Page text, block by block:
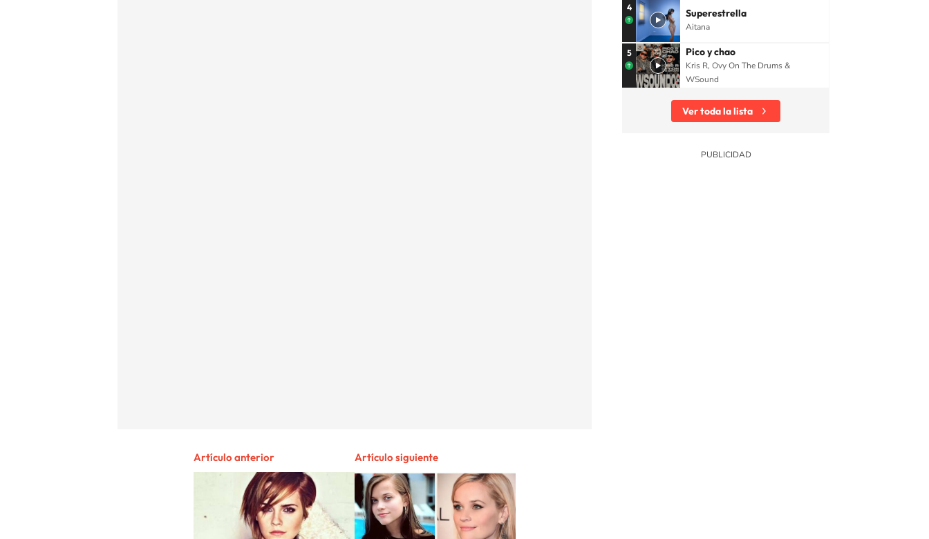
Artículo anterior Artículo siguiente
4 Superestrella
Aitana
5 Pico y chao
Kris R, Ovy On The Drums &
WSound
Ver toda la lista